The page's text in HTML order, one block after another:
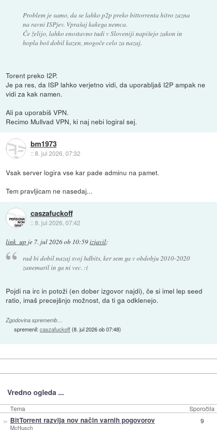
Problem je samo, da se lahko p2p preko bittorrenta hitro zazna
na ravni ISPjev. Vprašaj kakega nemca.
Če želijo, lahko enostavno tudi v Sloveniji napišejo zakon in
hopla boš dobil kazen, mogoče celo za nazaj.
Torent preko I2P.
Je pa res, da ISP lahko verjetno vidi, da uporabljaš I2P ampak ne
vidi za kak namen.
Ali pa uporabiš VPN.
Recimo Mullvad VPN, ki naj nebi logiral sej.
bm1973
::8. jul 2026, 07:32
Vsak server logira vse kar pade adminu na pamet.
Tem pravljicam ne nasedaj...
caszafuckoff
::8. jul 2026, 07:42
link_up je 7. jul 2026 ob 10:59izjavil:
rad bi dobil nazaj svoj hdbits, ker sem ga v obdobju 2010-2020
zanemaril in ga ni vec. :(
Pojdi na irc in potoži (en dober izgovor najdi), če si imel lep seed
ratio, imaš precejšnjo možnost, da ti ga odklenejo.
Zgodovina sprememb…
spremenil:caszafuckoff(8. jul 2026 ob 07:48)
Vredno ogleda ...
Tema Sporočila
» BitTorrent razvija nov način varnih pogovorov
McHusch
9